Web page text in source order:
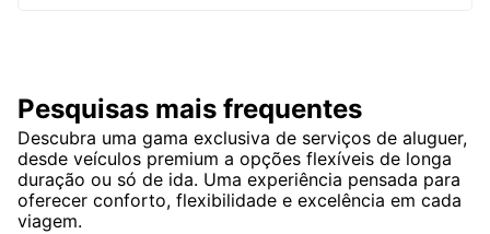
Pesquisas mais frequentes
Descubra uma gama exclusiva de serviços de aluguer,
desde veículos premium a opções flexíveis de longa
duração ou só de ida. Uma experiência pensada para
oferecer conforto, flexibilidade e excelência em cada
viagem.